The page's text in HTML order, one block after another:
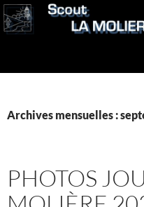
Aller
au
Archives mensuelles :
PHOTOS